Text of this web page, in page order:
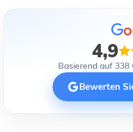
4,9
Basierend auf 338
Bewerten